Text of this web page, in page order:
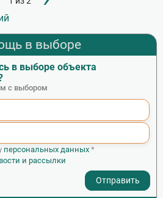
страница
в выборе
в выборе объекта
с выбором
персональных данных *
и рассылки